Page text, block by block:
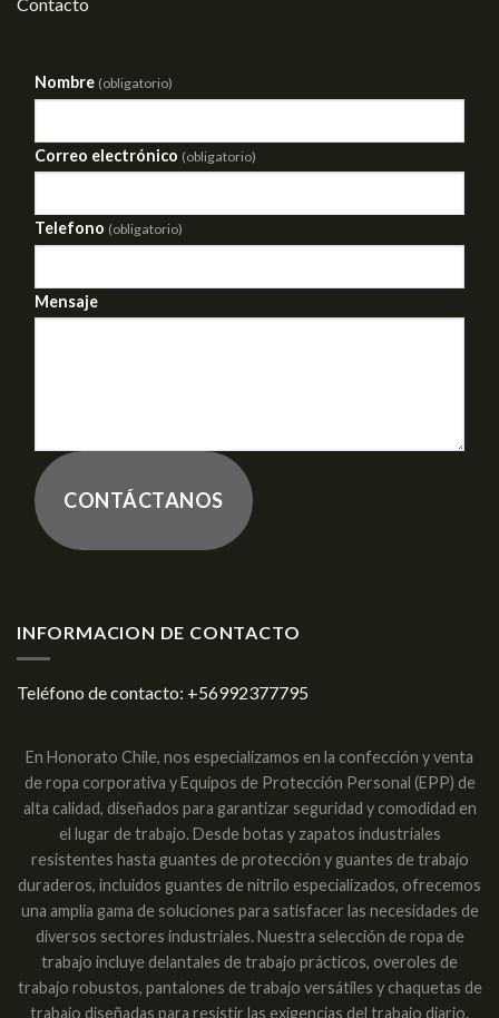
Nombre (obligatorio)
Correo electrónico (obligatorio)
Telefono (obligatorio)
Mensaje
CONTÁCTANOS
INFORMACION DE CONTACTO
Teléfono de contacto: +56992377795
En Honorato Chile, nos especializamos en la confección y venta
de ropa corporativa y Equipos de Protección Personal (EPP) de
alta calidad, diseñados para garantizar seguridad y comodidad en
el lugar de trabajo. Desde botas y zapatos industriales
resistentes hasta guantes de protección y guantes de trabajo
duraderos, incluidos guantes de nitrilo especializados, ofrecemos
una amplia gama de soluciones para satisfacer las necesidades de
diversos sectores industriales. Nuestra selección de ropa de
trabajo incluye delantales de trabajo prácticos, overoles de
trabajo robustos, pantalones de trabajo versátiles y chaquetas de
trabajo diseñadas para resistir las exigencias del trabajo diario.